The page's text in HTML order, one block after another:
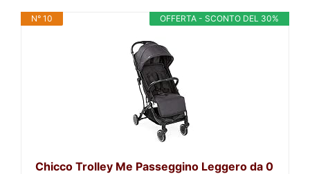
OFFERTA - SCONTO DEL 30%
N° 10
Chicco Trolley Me Passeggino Leggero da 0